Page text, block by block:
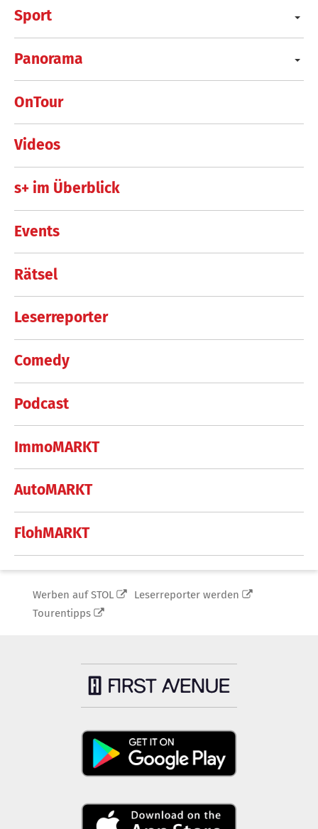
Sport
Panorama
OnTour
Videos
s+ im Überblick
Events
Rätsel
Leserreporter
Comedy
Podcast
ImmoMARKT
AutoMARKT
FlohMARKT
Werben auf STOL
Leserreporter werden
Tourentipps